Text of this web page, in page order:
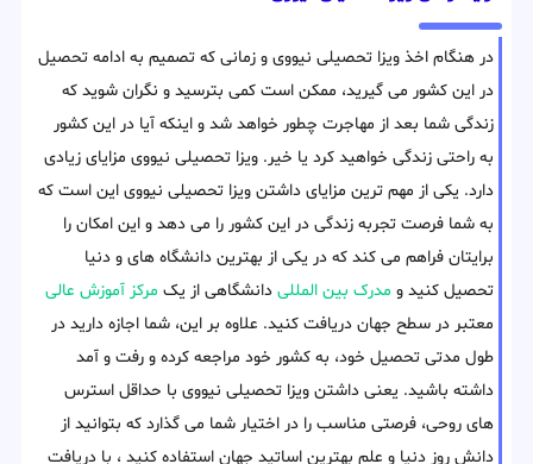
در هنگام اخذ ویزا تحصیلی نیووی و زمانی که تصمیم به ادامه تحصیل
در این کشور می گیرید، ممکن است کمی بترسید و نگران شوید که
زندگی شما بعد از مهاجرت چطور خواهد شد و اینکه آیا در این کشور
به راحتی زندگی خواهید کرد یا خیر. ویزا تحصیلی نیووی مزایای زیادی
دارد. یکی از مهم ترین مزایای داشتن ویزا تحصیلی نیووی این است که
به شما فرصت تجربه زندگی در این کشور را می دهد و این امکان را
برایتان فراهم می کند که در یکی از بهترین دانشگاه های و دنیا
تحصیل کنید و مدرک بین المللی دانشگاهی از یک مرکز آموزش عالی
معتبر در سطح جهان دریافت کنید. علاوه بر این، شما اجازه دارید در
طول مدتی تحصیل خود، به کشور خود مراجعه کرده و رفت و آمد
داشته باشید. یعنی داشتن ویزا تحصیلی نیووی با حداقل استرس
های روحی، فرصتی مناسب را در اختیار شما می گذارد که بتوانید از
دانش روز دنیا و علم بهترین اساتید جهان استفاده کنید ، با دریافت